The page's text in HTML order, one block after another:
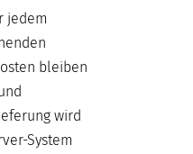
jedem
bleiben
wird
System